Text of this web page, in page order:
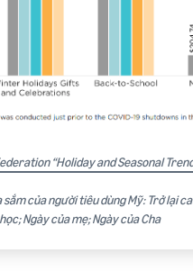
“Holiday and Seasonal
sắm của người tiêu dùng Mỹ: Trở lại
Ngày của mẹ; Ngày của Cha